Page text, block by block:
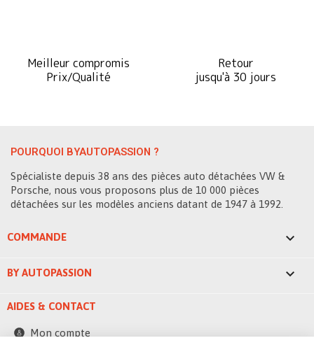
Meilleur compromis
Prix/Qualité
Retour
jusqu'à 30 jours
POURQUOI BYAUTOPASSION ?
Spécialiste depuis 38 ans des pièces auto détachées VW &
Porsche, nous vous proposons plus de 10 000 pièces
détachées sur les modèles anciens datant de 1947 à 1992.
COMMANDE 
BY AUTOPASSION 
AIDES & CONTACT
Mon compte